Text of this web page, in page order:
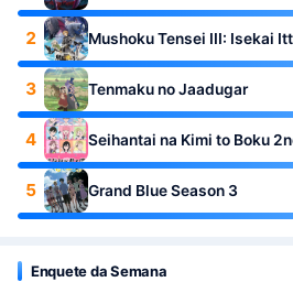
2 Mushoku Tensei III: Isekai
3 Tenmaku no Jaadugar
4 Seihantai na Kimi to Boku
5 Grand Blue Season 3
Enquete da Semana